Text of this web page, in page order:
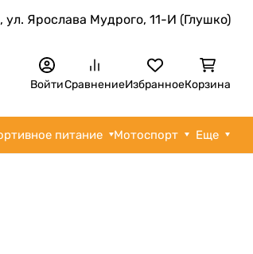
ул. Ярослава Мудрого, 11-И (Глушко)
ВойтиСравнениеИзбранноеКорзина
питание Мотоспорт Еще